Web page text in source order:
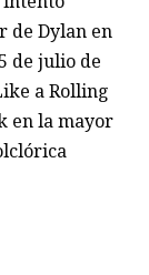
de Dylan en
de julio de
a Rolling
en la mayor